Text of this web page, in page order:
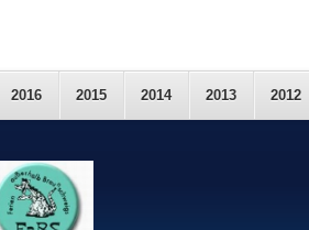
2016 2015 2014 2013 2012